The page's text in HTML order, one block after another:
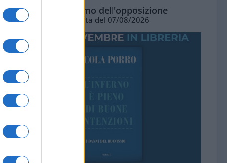
L'ottimismo dell'opposizione
Vignetta del 07/08/2026